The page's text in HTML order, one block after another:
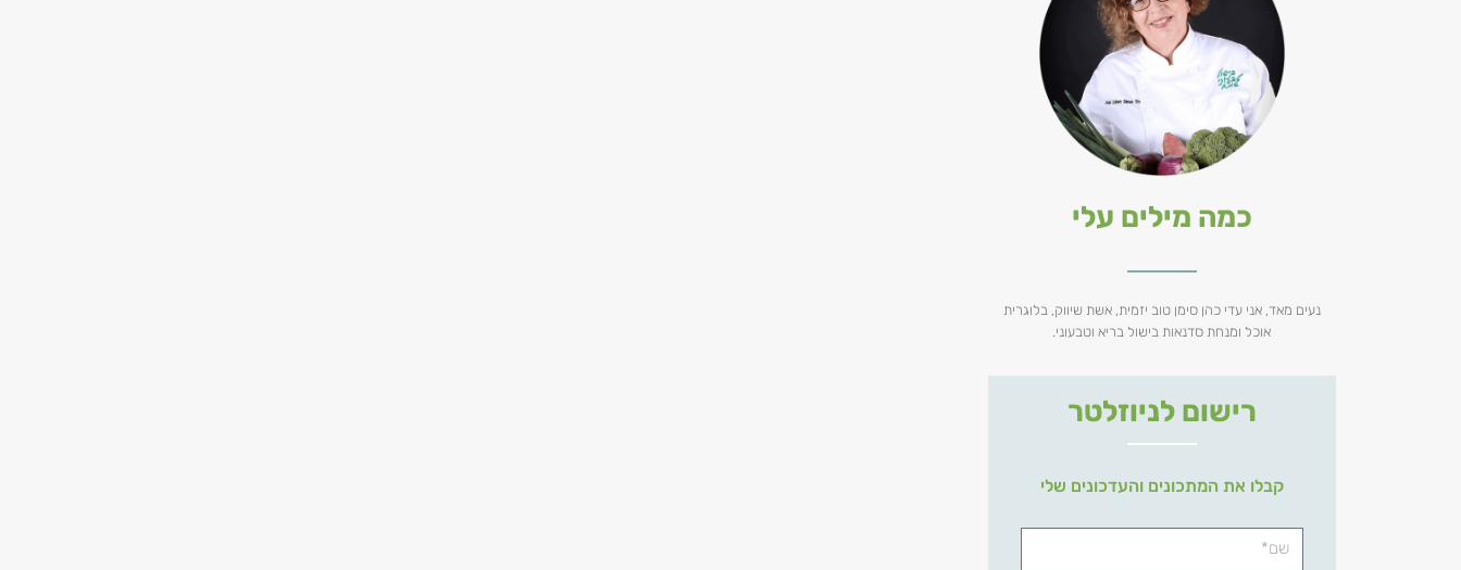
כמה מילים עלי
נעים מאד, אני עדי כהן סימן טוב יזמית, אשת שיווק, בלוגרית
אוכל ומנחת סדנאות בישול בריא וטבעוני.
רישום לניוזלטר
קבלו את המתכונים והעדכונים שלי